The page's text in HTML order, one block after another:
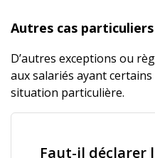
Autres cas particuliers
D’autres exceptions ou
aux salariés ayant
situation particulière.
Faut-il déclarer